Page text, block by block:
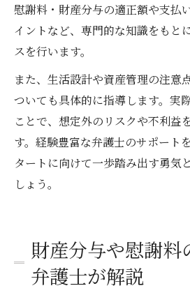
慰謝料・財産分与の適正額や支払
イントなど、専門的な知識をもと
スを行います。
また、生活設計や資産管理の注意
ついても具体的に指導します。実
ことで、想定外のリスクや不利益
す。経験豊富な弁護士のサポート
タートに向けて一歩踏み出す勇気
しょう。
財産分与や慰謝料
弁護士が解説